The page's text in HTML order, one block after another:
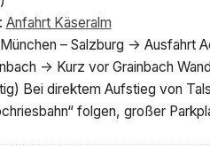
Anfahrt Käseralm
– Salzburg -> Ausfahrt
-> Kurz vor Grainbach
Bei direktem Aufstieg von
folgen, großer